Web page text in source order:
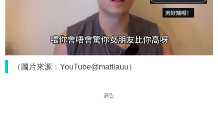
（圖片來源：YouTube@mattlauu）
廣告